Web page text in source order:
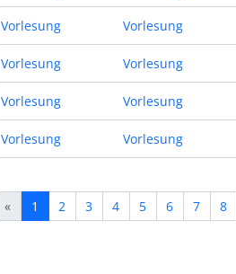
Vorlesung Vorlesung
Vorlesung Vorlesung
Vorlesung Vorlesung
Vorlesung Vorlesung
« 1 2 3 4 5 6 7 8